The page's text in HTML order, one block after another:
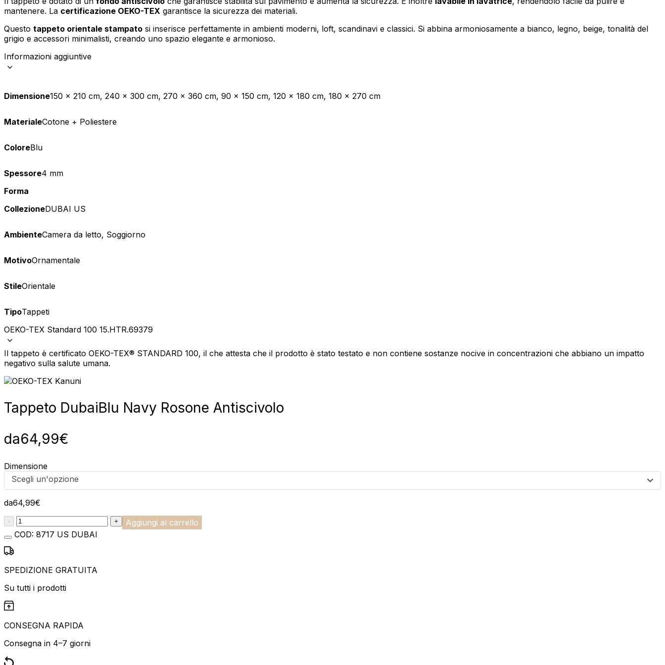
mantenere. La certificazione OEKO-TEX garantisce la sicurezza dei materiali.
Questo tappeto orientale stampato si inserisce perfettamente in ambienti moderni, loft, scandinavi e classici. Si abbina armoniosamente a bianco, legno, beige, tonalità del
grigio e accessori minimalisti, creando uno spazio elegante e armonioso.
Informazioni aggiuntive
Dimensione150 x 210 cm, 240 x 300 cm, 270 x 360 cm, 90 x 150 cm, 120 x 180 cm, 180 x 270 cm
MaterialeCotone + Poliestere
ColoreBlu
Spessore4 mm
Forma
CollezioneDUBAI US
AmbienteCamera da letto, Soggiorno
MotivoOrnamentale
StileOrientale
TipoTappeti
OEKO-TEX Standard 100 15.HTR.69379
Il tappeto è certificato OEKO-TEX® STANDARD 100, il che attesta che il prodotto è stato testato e non contiene sostanze nocive in concentrazioni che abbiano un impatto
negativo sulla salute umana.
Tappeto DubaiBlu Navy Rosone Antiscivolo
da64,99€
Dimensione
Scegli un'opzione
da64,99€
:product_name quantity
- +
Aggiungi al carrello
COD: 8717 US DUBAI
SPEDIZIONE GRATUITA
Su tutti i prodotti
CONSEGNA RAPIDA
Consegna in 4–7 giorni
Statistica
I cookie statistici aiutano i proprietari dei siti web a capire come i visitatori interagiscono con i siti raccogliendo e riportando informazioni in
modo anonimo.